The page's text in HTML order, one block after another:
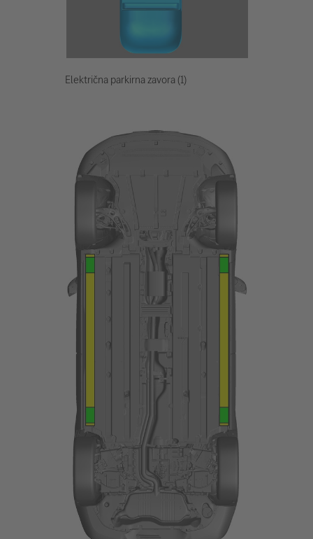
Električna parkirna zavora (1)